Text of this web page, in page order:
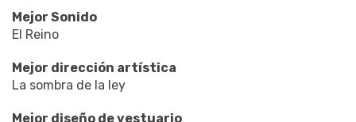
Mejor Sonido
El Reino
Mejor dirección artística
La sombra de la ley
Mejor diseño de vestuario